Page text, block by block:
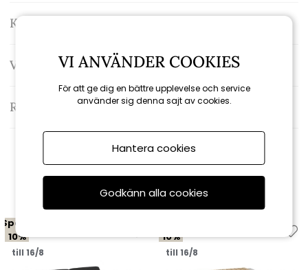
Kontakta oss
Varumärke: Brafab
Recensioner
Relaterade produkter
Spara
10%
till 16/8
10%
till 16/8
VI ANVÄNDER COOKIES
För att ge dig en bättre upplevelse och service
använder sig denna sajt av cookies.
Hantera cookies
Godkänn alla cookies